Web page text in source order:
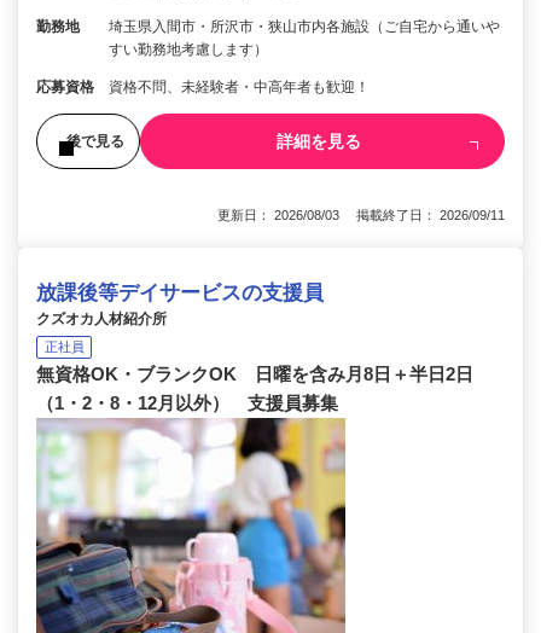
勤務地
埼玉県入間市・所沢市・狭山市内各施設（ご自宅から通いや
すい勤務地考慮します）
応募資格 資格不問、未経験者・中高年者も歓迎！
後で見る 詳細を見る
更新日： 2026/08/03 掲載終了日： 2026/09/11
放課後等デイサービスの支援員
クズオカ人材紹介所
正社員
無資格OK・ブランクOK 日曜を含み月8日＋半日2日
（1・2・8・12月以外） 支援員募集